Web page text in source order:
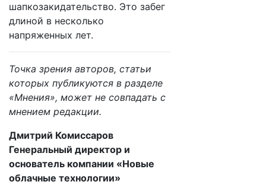
шапкозакидательство. Это забег
длиной в несколько
напряженных лет.
Точка зрения авторов, статьи
которых публикуются в разделе
«Мнения», может не совпадать с
мнением редакции.
Дмитрий Комиссаров
Генеральный директор и
основатель компании «Новые
облачные технологии»